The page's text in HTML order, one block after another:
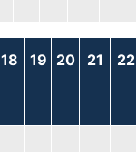
18 19 20 21 22